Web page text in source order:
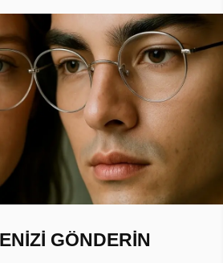
GÖNDERİN